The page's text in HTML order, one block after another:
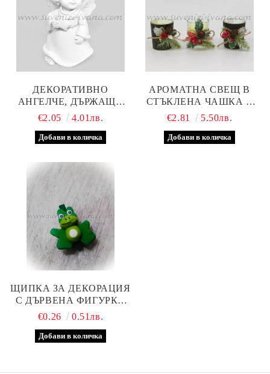
ДЕКОРАТИВНО
АНГЕЛЧЕ, ДЪРЖАЩО
ЗВЕЗДА 6,0 Х 3,5 СМ
€2.05 4.01лв.
АРОМАТНА СВЕЩ В
СТЪКЛЕНА ЧАШКА С
КОЛЕДНА ДЕКОРАЦИЯ
€2.81 5.50лв.
ЩИПКА ЗА ДЕКОРАЦИЯ
С ДЪРВЕНА ФИГУРКА
ЖАБКА 2,5 СМ
€0.26 0.51лв.